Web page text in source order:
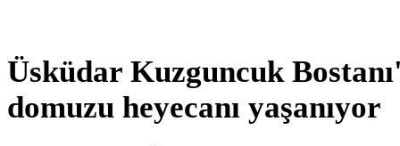
Üsküdar Kuzguncuk
domuzu heyecanı yaşanıyor